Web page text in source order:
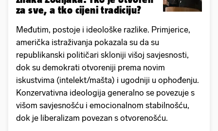
za sve, a tko cijeni tradiciju?
Međutim, postoje i ideološke razlike. Primjerice,
američka istraživanja pokazala su da su
republikanski političari skloniji višoj savjesnosti,
dok su demokrati otvoreniji prema novim
iskustvima (intelekt/mašta) i ugodniji u ophođenju.
Konzervativna ideologija generalno se povezuje s
višom savjesnošću i emocionalnom stabilnošću,
dok je liberalizam povezan s otvorenošću.